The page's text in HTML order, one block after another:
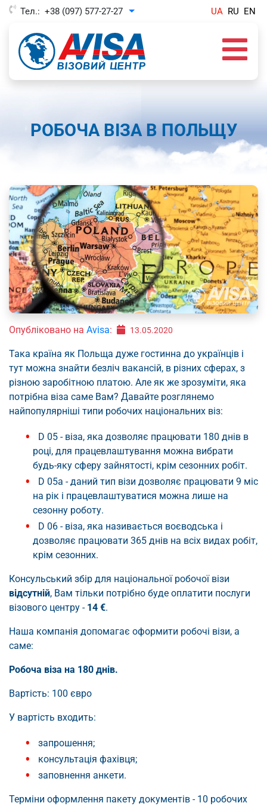
Тел.: +38 (097) 577-27-27 Toggle Dropdown UA RU EN
РОБОЧА ВІЗА В ПОЛЬЩУ
Опубліковано на Avisa: 13.05.2020
Така країна як Польща дуже гостинна до українців і
тут можна знайти безліч вакансій, в різних сферах, з
різною заробітною платою. Але як же зрозуміти, яка
потрібна віза саме Вам? Давайте розглянемо
найпопулярніші типи робочих національних віз:
D 05 - віза, яка дозволяє працювати 180 днів в
році, для працевлаштування можна вибрати
будь-яку сферу зайнятості, крім сезонних робіт.
D 05а - даний тип візи дозволяє працювати 9 міс
на рік і працевлаштуватися можна лише на
сезонну роботу.
D 06 - віза, яка називається воєводська і
дозволяє працювати 365 днів на всіх видах робіт,
крім сезонних.
Консульський збір для національної робочої візи
відсутній, Вам тільки потрібно буде оплатити послуги
візового центру - 14 €.
Наша компанія допомагає оформити робочі візи, а
саме:
Робоча віза на 180 днів.
Вартість: 100 євро
У вартість входить:
запрошення;
консультація фахівця;
заповнення анкети.
Терміни оформлення пакету документів - 10 робочих